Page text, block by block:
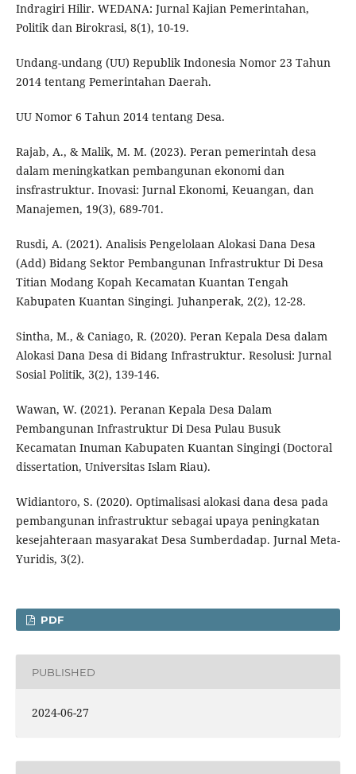
Indragiri Hilir. WEDANA: Jurnal Kajian Pemerintahan,
Politik dan Birokrasi, 8(1), 10-19.
Undang-undang (UU) Republik Indonesia Nomor 23 Tahun
2014 tentang Pemerintahan Daerah.
UU Nomor 6 Tahun 2014 tentang Desa.
Rajab, A., & Malik, M. M. (2023). Peran pemerintah desa
dalam meningkatkan pembangunan ekonomi dan
insfrastruktur. Inovasi: Jurnal Ekonomi, Keuangan, dan
Manajemen, 19(3), 689-701.
Rusdi, A. (2021). Analisis Pengelolaan Alokasi Dana Desa
(Add) Bidang Sektor Pembangunan Infrastruktur Di Desa
Titian Modang Kopah Kecamatan Kuantan Tengah
Kabupaten Kuantan Singingi. Juhanperak, 2(2), 12-28.
Sintha, M., & Caniago, R. (2020). Peran Kepala Desa dalam
Alokasi Dana Desa di Bidang Infrastruktur. Resolusi: Jurnal
Sosial Politik, 3(2), 139-146.
Wawan, W. (2021). Peranan Kepala Desa Dalam
Pembangunan Infrastruktur Di Desa Pulau Busuk
Kecamatan Inuman Kabupaten Kuantan Singingi (Doctoral
dissertation, Universitas Islam Riau).
Widiantoro, S. (2020). Optimalisasi alokasi dana desa pada
pembangunan infrastruktur sebagai upaya peningkatan
kesejahteraan masyarakat Desa Sumberdadap. Jurnal Meta-
Yuridis, 3(2).
PDF
PUBLISHED
2024-06-27